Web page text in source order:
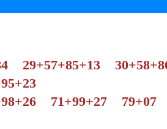
29+57+85+13
71+99+27